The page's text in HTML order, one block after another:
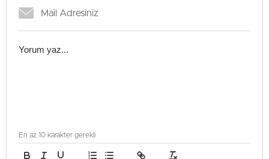
En az 10 karakter gerekli